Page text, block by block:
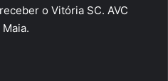
o Vitória SC. AVC